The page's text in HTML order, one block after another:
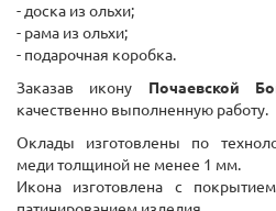
- доска из ольхи;
- рама из ольхи;
- подарочная коробка.
Заказав икону Почаевской
качественно выполненную работу.
Оклады изготовлены по
меди толщиной не менее 1 мм.
Икона изготовлена с